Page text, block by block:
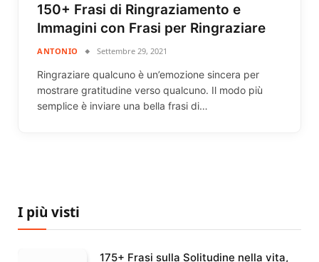
150+ Frasi di Ringraziamento e
Immagini con Frasi per Ringraziare
ANTONIO Settembre 29, 2021
Ringraziare qualcuno è un’emozione sincera per
mostrare gratitudine verso qualcuno. Il modo più
semplice è inviare una bella frasi di…
I più visti
175+ Frasi sulla Solitudine nella vita,